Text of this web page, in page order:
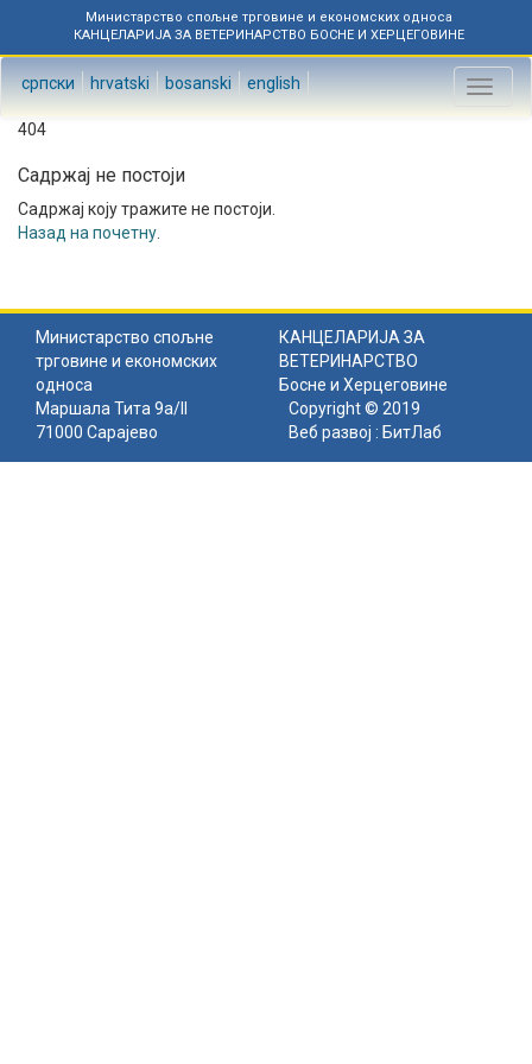
Министарство спољне трговине и економских односа
КАНЦЕЛАРИЈА ЗА ВЕТЕРИНАРСТВО БОСНЕ И ХЕРЦЕГОВИНЕ
српски hrvatski bosanski english
Toggle
404
Садржај не постоји
Садржај коју тражите не постоји.
Назад на почетну
Министарство спољне
трговине и економских
односа
КАНЦЕЛАРИЈА ЗА
ВЕТЕРИНАРСТВО
Босне и Херцеговине
Маршала Тита 9а/II
71000 Сарајево
Copyright © 2019
Веб развој : БитЛаб